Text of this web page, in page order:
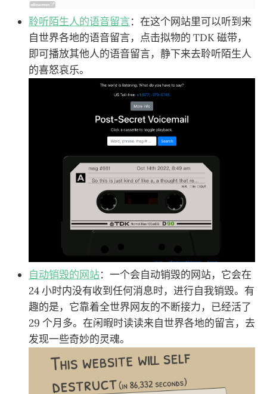
聆听陌生人的语音留言：在这个网站里可以听到来
自世界各地的语音留言，点击拟物的 TDK 磁带，
即可播放其他人的语音留言，静下来去聆听陌生人
的喜怒哀乐。
自动销毁的网站：一个会自动销毁的网站，它会在
24 小时内没有收到任何消息时，进行自我销毁。有
趣的是，它靠着全世界网友的不断接力，已经活了
29 个月多。在闲暇时读读来自世界各地的留言，去
发现一些奇妙的灵魂。